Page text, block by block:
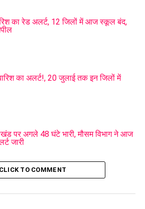
#
FogandColdWave,
#
RainfallForecast,
RAINFALL FORECAST
ALERT
WEATHER FLUCTUATIONS
धाम में पुनर्निर्माण कार्यों में रुकावट,
का रेड अलर्ट, 12 जिलों में आज स्कूल बंद,
का अलर्ट!, 20 जुलाई तक इन जिलों में
पर अगले 48 घंटे भारी, मौसम विभाग ने आज
जारी
CLICK TO COMMENT